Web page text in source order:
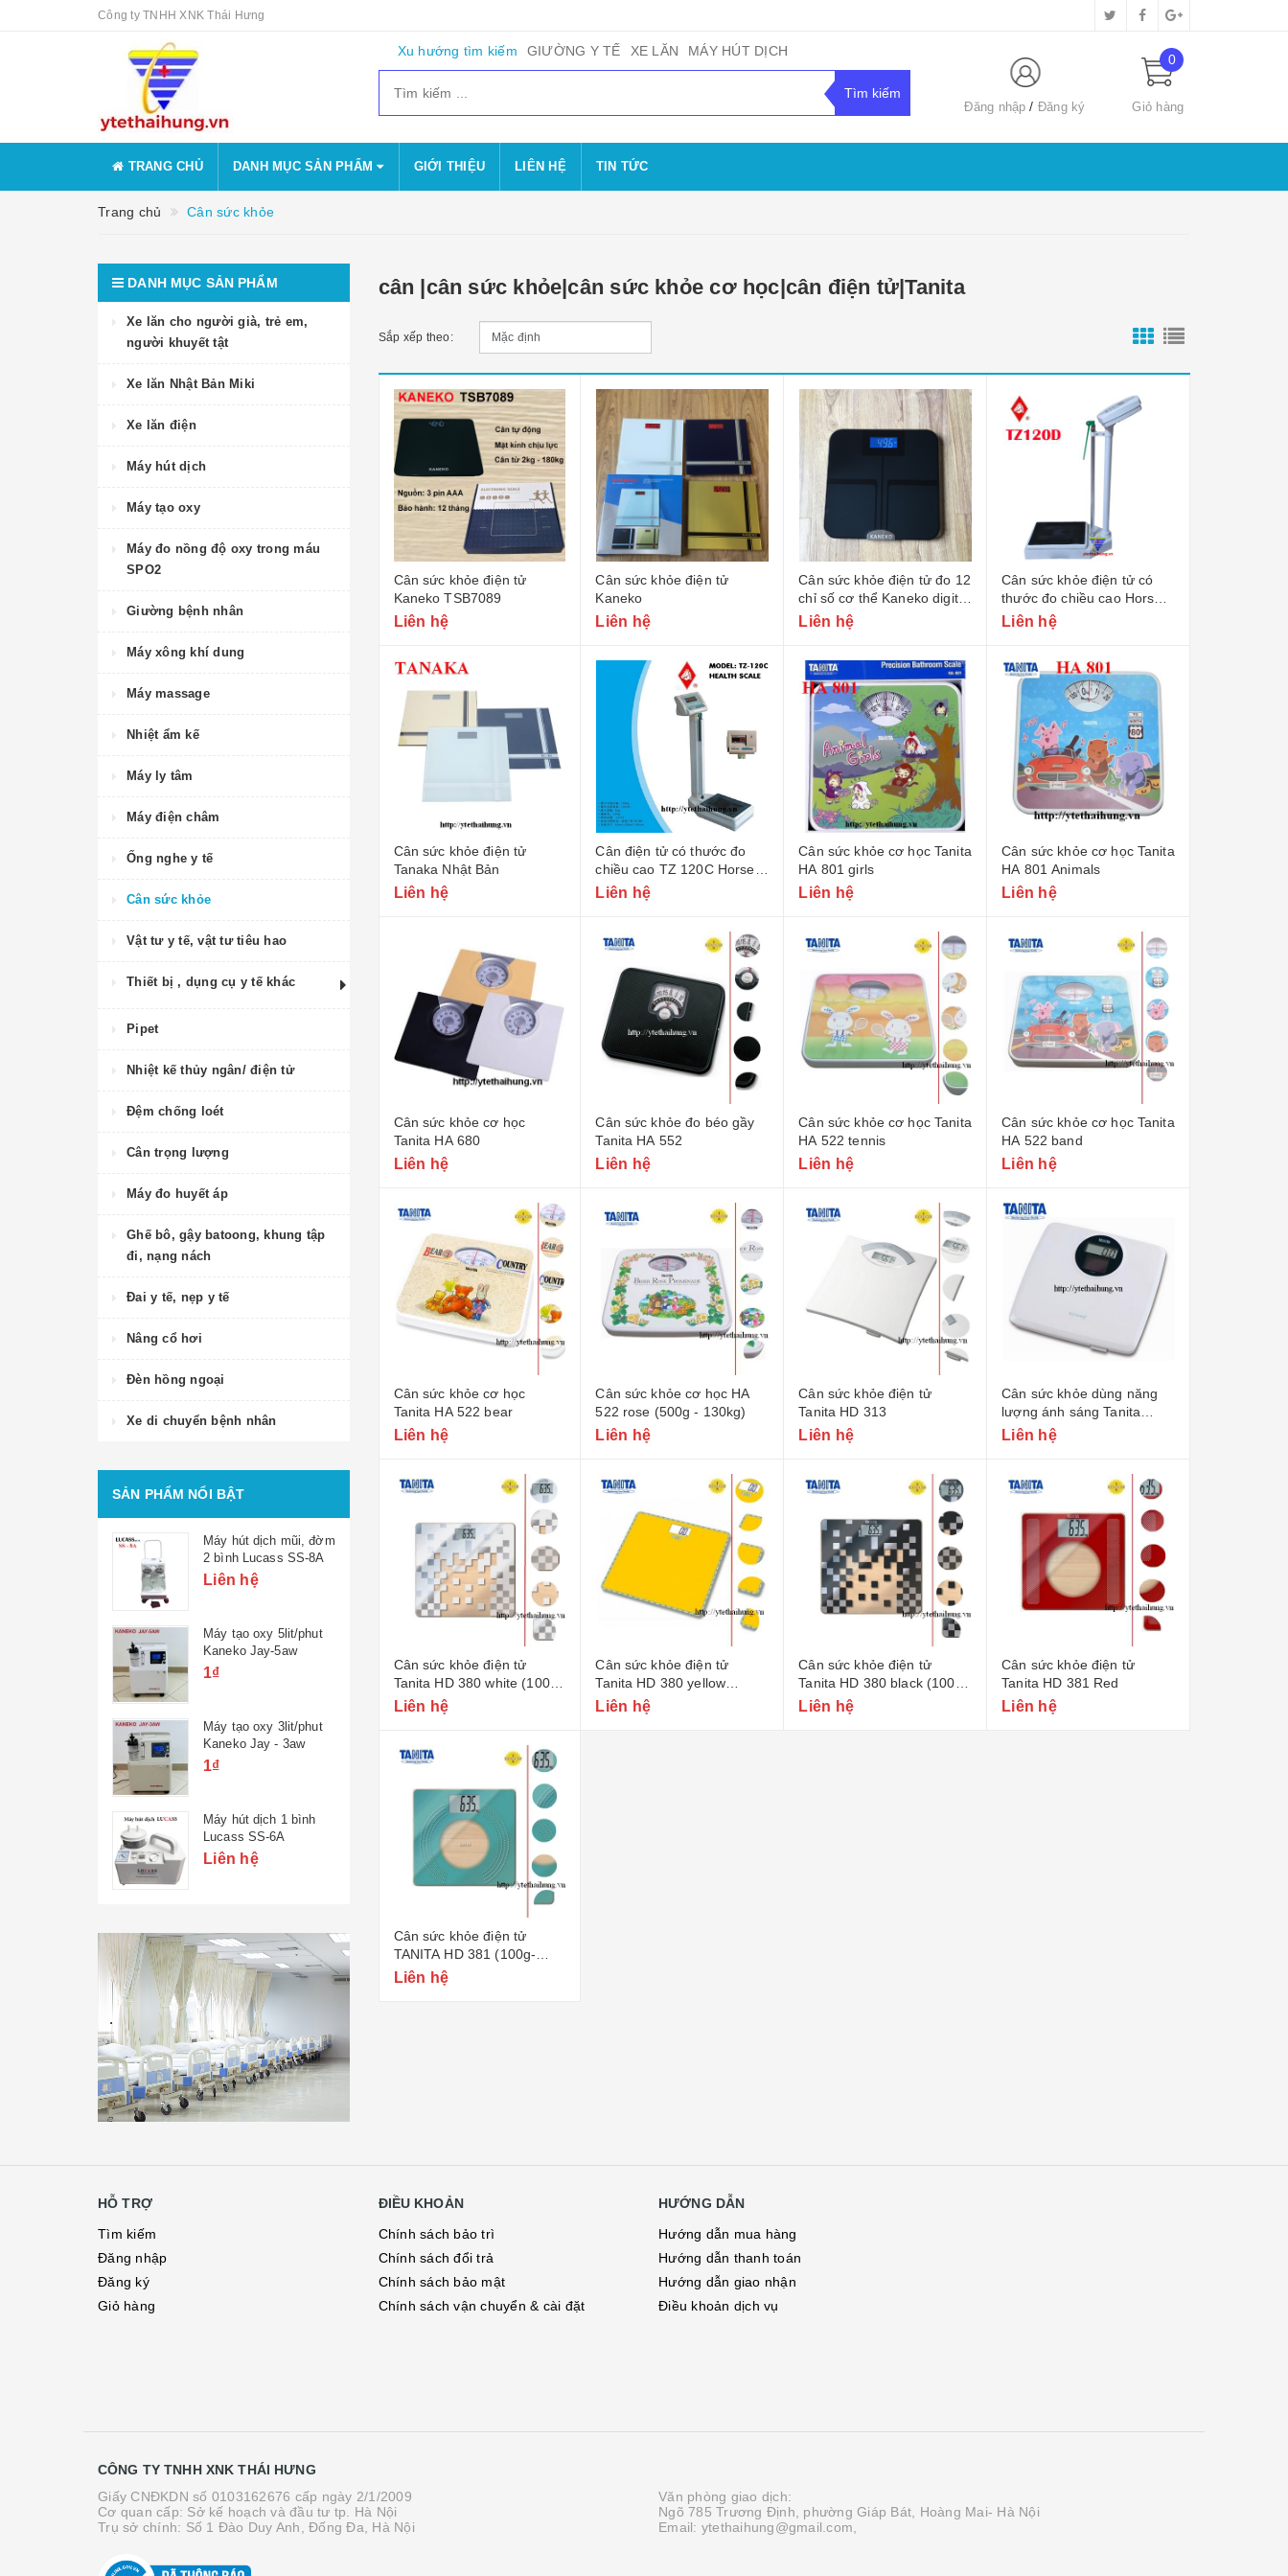
Công ty TNHH XNK Thái Hưng
Xu hướng tìm kiếm GIƯỜNG Y TẾ XE LĂN MÁY HÚT DỊCH
Đăng nhập Đăng ký
0
Giỏ hàng
TRANG CHỦ DANH MỤC SẢN PHẨM GIỚI THIỆU LIÊN HỆ TIN TỨC
Trang chủ Cân sức khỏe
cân |cân sức khỏe|cân sức khỏe cơ học|cân điện tử|Tanita
Sắp xếp theo:
Cân sức khỏe điện tử
Kaneko TSB7089
Liên hệ
Cân sức khỏe điện tử
Kaneko
Liên hệ
Cân sức khỏe điện tử đo 12
chỉ số cơ thể Kaneko digital
scale
Liên hệ
Cân sức khỏe điện tử có
thước đo chiều cao Horse
head TZ120D
Liên hệ
Cân sức khỏe điện tử
Tanaka Nhật Bản
Liên hệ
Cân điện tử có thước đo
chiều cao TZ 120C Horse
head
Liên hệ
Cân sức khỏe cơ học Tanita
HA 801 girls
Liên hệ
Cân sức khỏe cơ học Tanita
HA 801 Animals
Liên hệ
Cân sức khỏe cơ học
Tanita HA 680
Liên hệ
Cân sức khỏe đo béo gầy
Tanita HA 552
Liên hệ
Cân sức khỏe cơ học Tanita
HA 522 tennis
Liên hệ
Cân sức khỏe cơ học Tanita
HA 522 band
Liên hệ
Cân sức khỏe cơ học
Tanita HA 522 bear
Liên hệ
Cân sức khỏe cơ học HA
522 rose (500g - 130kg)
Liên hệ
Cân sức khỏe điện tử
Tanita HD 313
Liên hệ
Cân sức khỏe dùng năng
lượng ánh sáng Tanita
HS302
Liên hệ
Cân sức khỏe điện tử
Tanita HD 380 white (100g
- 150kg)
Liên hệ
Cân sức khỏe điện tử
Tanita HD 380 yellow
(100g- 150kg)
Liên hệ
Cân sức khỏe điện tử
Tanita HD 380 black (100g -
150kg)
Liên hệ
Cân sức khỏe điện tử
Tanita HD 381 Red
Liên hệ
Cân sức khỏe điện tử
TANITA HD 381 (100g-
150kg)
Liên hệ
DANH MỤC SẢN PHẨM
Xe lăn cho người già, trẻ em,
người khuyết tật
Xe lăn Nhật Bản Miki
Xe lăn điện
Máy hút dịch
Máy tạo oxy
Máy đo nồng độ oxy trong máu
SPO2
Giường bệnh nhân
Máy xông khí dung
Máy massage
Nhiệt ẩm kế
Máy ly tâm
Máy điện châm
Ống nghe y tế
Cân sức khỏe
Vật tư y tế, vật tư tiêu hao
Thiết bị , dụng cụ y tế khác
Pipet
Nhiệt kế thủy ngân/ điện tử
Đệm chống loét
Cân trọng lượng
Máy đo huyết áp
Ghế bô, gậy batoong, khung tập
đi, nạng nách
Đai y tế, nẹp y tế
Nâng cổ hơi
Đèn hồng ngoại
Xe di chuyển bệnh nhân
SẢN PHẨM NỔI BẬT
Máy hút dịch mũi, đờm
2 bình Lucass SS-8A
Liên hệ
Máy tạo oxy 5lit/phut
Kaneko Jay-5aw
1₫
Máy tạo oxy 3lit/phut
Kaneko Jay - 3aw
1₫
Máy hút dịch 1 bình
Lucass SS-6A
Liên hệ
HỖ TRỢ
Tìm kiếm
Đăng nhập
Đăng ký
Giỏ hàng
ĐIỀU KHOẢN
Chính sách bảo trì
Chính sách đổi trả
Chính sách bảo mật
Chính sách vận chuyển & cài đặt
HƯỚNG DẪN
Hướng dẫn mua hàng
Hướng dẫn thanh toán
Hướng dẫn giao nhận
Điều khoản dịch vụ
CÔNG TY TNHH XNK THÁI HƯNG
Giấy CNĐKDN số 0103162676 cấp ngày 2/1/2009
Cơ quan cấp: Sở kế hoạch và đầu tư tp. Hà Nội
Trụ sở chính: Số 1 Đào Duy Anh, Đống Đa, Hà Nội
Văn phòng giao dịch:
Ngõ 785 Trương Định, phường Giáp Bát, Hoàng Mai- Hà Nội
Email: ytethaihung@gmail.com,